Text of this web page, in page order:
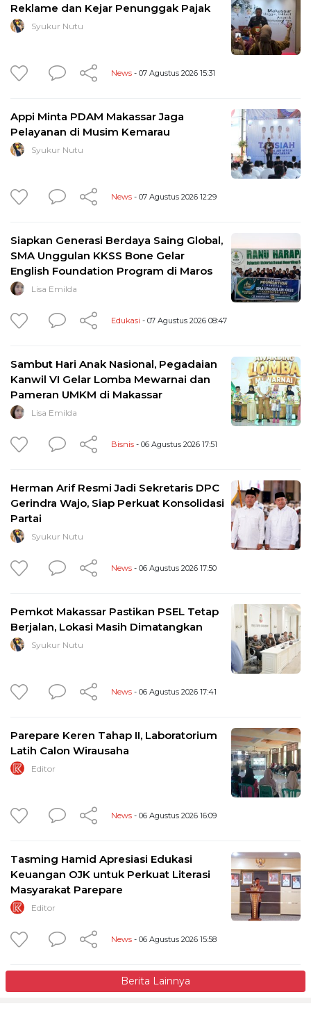
Reklame dan Kejar Penunggak Pajak
Syukur Nutu
News - 07 Agustus 2026 15:31
Appi Minta PDAM Makassar Jaga
Pelayanan di Musim Kemarau
Syukur Nutu
News - 07 Agustus 2026 12:29
Siapkan Generasi Berdaya Saing Global,
SMA Unggulan KKSS Bone Gelar
English Foundation Program di Maros
Lisa Emilda
Edukasi - 07 Agustus 2026 08:47
Sambut Hari Anak Nasional, Pegadaian
Kanwil VI Gelar Lomba Mewarnai dan
Pameran UMKM di Makassar
Lisa Emilda
Bisnis - 06 Agustus 2026 17:51
Herman Arif Resmi Jadi Sekretaris DPC
Gerindra Wajo, Siap Perkuat Konsolidasi
Partai
Syukur Nutu
News - 06 Agustus 2026 17:50
Pemkot Makassar Pastikan PSEL Tetap
Berjalan, Lokasi Masih Dimatangkan
Syukur Nutu
News - 06 Agustus 2026 17:41
Parepare Keren Tahap II, Laboratorium
Latih Calon Wirausaha
Editor
News - 06 Agustus 2026 16:09
Tasming Hamid Apresiasi Edukasi
Keuangan OJK untuk Perkuat Literasi
Masyarakat Parepare
Editor
News - 06 Agustus 2026 15:58
Berita Lainnya